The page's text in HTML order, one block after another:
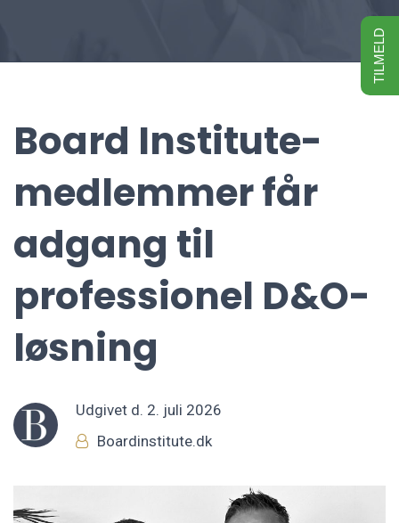
Board Institute-
medlemmer får
adgang til
professionel D&O-
løsning
Udgivet d. 2. juli 2026
Boardinstitute.dk
TILMELD